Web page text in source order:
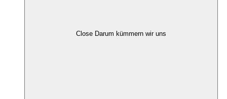
Close Darum kümmern wir uns